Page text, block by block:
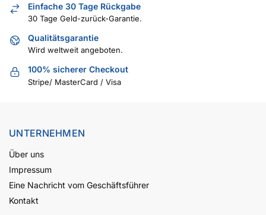
Einfache 30 Tage Rückgabe
30 Tage Geld-zurück-Garantie.
Qualitätsgarantie
Wird weltweit angeboten.
100% sicherer Checkout
Stripe/ MasterCard / Visa
UNTERNEHMEN
Über uns
Impressum
Eine Nachricht vom Geschäftsführer
Kontakt